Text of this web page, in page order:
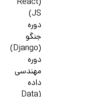
(React
JS)
دوره
جنگو
(Django)
دوره
مهندسی
داده